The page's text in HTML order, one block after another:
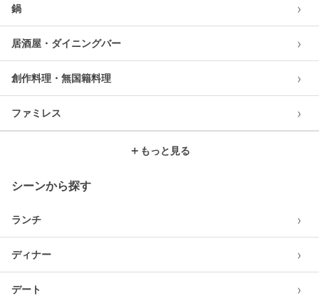
鍋 ›
居酒屋・ダイニングバー ›
創作料理・無国籍料理 ›
ファミレス ›
＋ もっと見る
シーンから探す
ランチ ›
ディナー ›
デート ›